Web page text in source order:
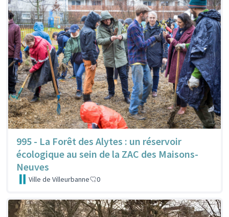
995 - La Forêt des Alytes : un réservoir
écologique au sein de la ZAC des Maisons-
Neuves
Ville de Villeurbanne 0